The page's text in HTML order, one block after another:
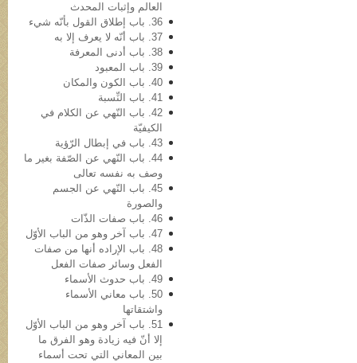
العالم وإثبات المحدث
36. باب إطلاق القول بأنّه شيء
37. باب أنّه لا یعرف إلا به
38. باب أدنی المعرفة
39. باب المعبود
40. باب الکون والمکان
41. باب النِّسبة
42. باب النّهي عن الکلام في
الکیفیّة
43. باب في‌ إبطال الرّؤیة
44. باب النّهي عن الصّفة بغیر ما
وصف به نفسه تعالی
45. باب النّهي عن الجسم
والصورة
46. باب صفات الذّات
47. باب آخر وهو من الباب الأوّل
48. باب الإراده أنها من صفات
الفعل وسائر صفات الفعل
49. باب حدوث الأسماء
50. باب معاني الأسماء
واشتقاتها
51. باب آخر وهو من الباب الأوّل
إلا أنّ فیه زیادة وهو الفرق ما
بین المعاني التي تحت أسماء